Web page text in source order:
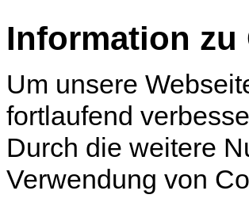
Information zu
Um unsere
fortlaufend
Durch die weitere
Verwendung von